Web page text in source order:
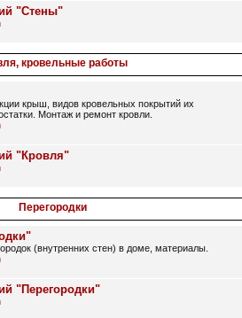
"Стены"
кровельные работы
крыш, видов кровельных покрытий их
Монтаж и ремонт кровли.
"Кровля"
Перегородки
(внутренних стен) в доме, материалы.
"Перегородки"